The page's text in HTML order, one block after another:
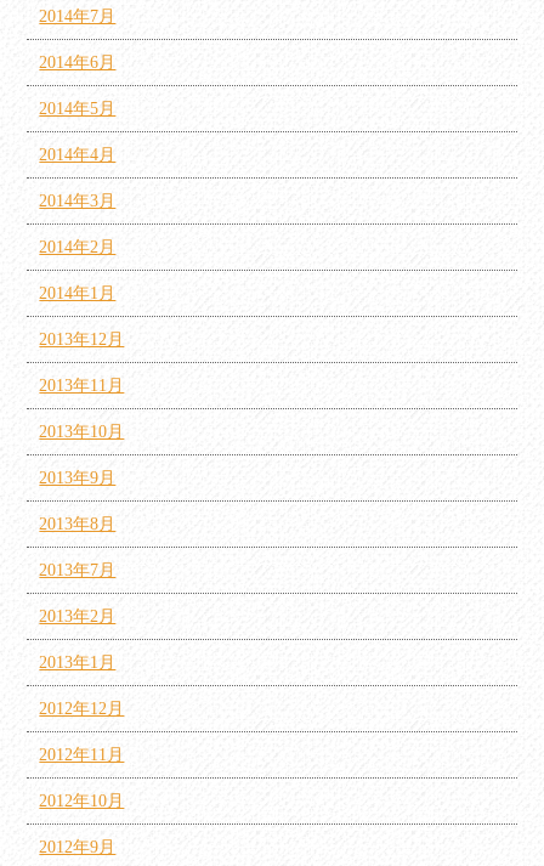
2014年7月
2014年6月
2014年5月
2014年4月
2014年3月
2014年2月
2014年1月
2013年12月
2013年11月
2013年10月
2013年9月
2013年8月
2013年7月
2013年2月
2013年1月
2012年12月
2012年11月
2012年10月
2012年9月